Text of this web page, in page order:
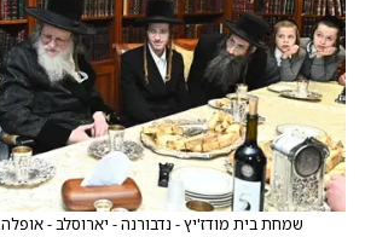
שמחת בית מודז'יץ - נדבורנה - יארוסלב - אופלה